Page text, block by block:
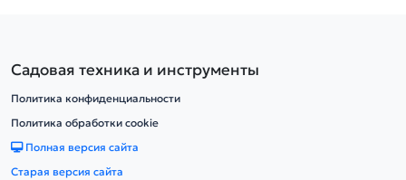
Садовая техника и инструменты
Политика конфиденциальности
Политика обработки cookie
Полная версия сайта
Старая версия сайта